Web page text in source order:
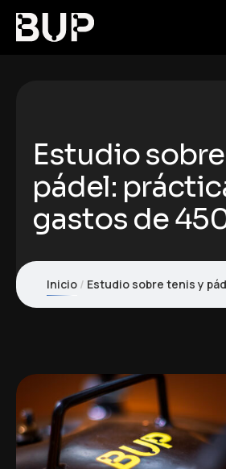
Estudio
pádel:
gastos de
Inicio Estudio sobre tenis y pádel: prácticas y